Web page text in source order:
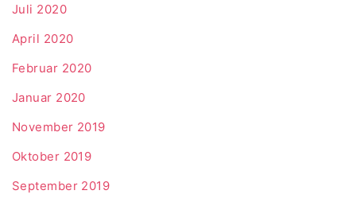
Juli 2020
April 2020
Februar 2020
Januar 2020
November 2019
Oktober 2019
September 2019